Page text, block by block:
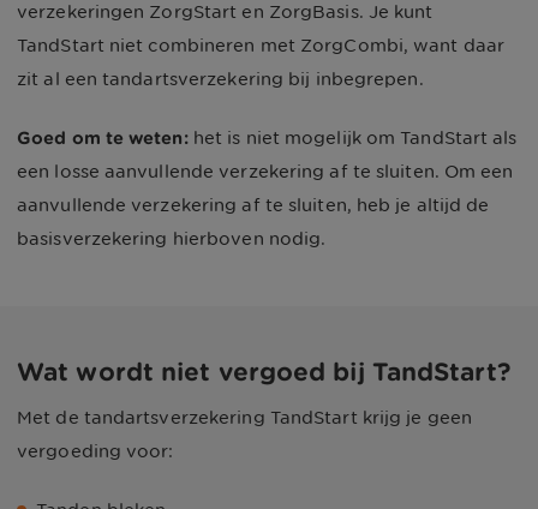
verzekeringen ZorgStart en ZorgBasis. Je kunt
TandStart niet combineren met ZorgCombi, want daar
zit al een tandartsverzekering bij inbegrepen.
Goed om te weten: het is niet mogelijk om TandStart als
een losse aanvullende verzekering af te sluiten. Om een
aanvullende verzekering af te sluiten, heb je altijd de
basisverzekering hierboven nodig.
Wat wordt niet vergoed bij TandStart?
Met de tandartsverzekering TandStart krijg je geen
vergoeding voor: